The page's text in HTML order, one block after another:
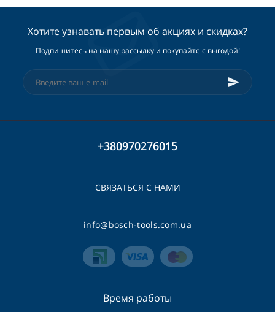
Хотите узнавать первым об акциях и скидках?
Подпишитесь на нашу рассылку и покупайте с выгодой!
+380970276015
СВЯЗАТЬСЯ С НАМИ
info@bosch-tools.com.ua
Время работы